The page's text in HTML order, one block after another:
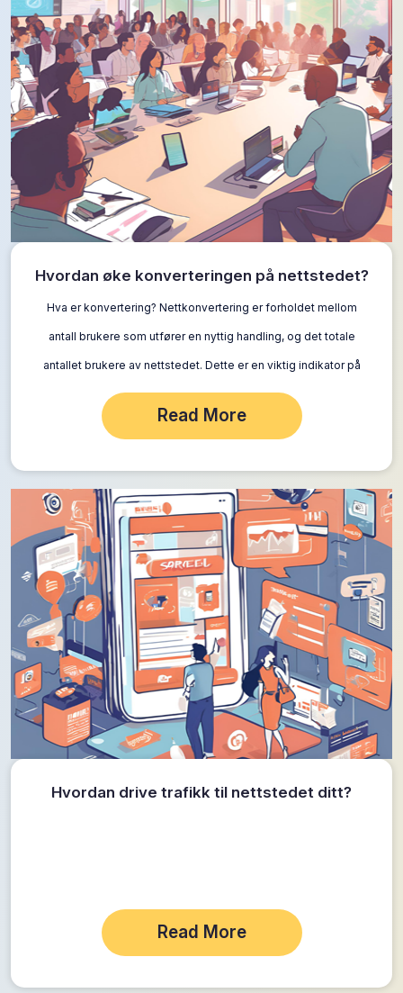
Hvordan øke konverteringen på nettstedet?
Hva er konvertering? Nettkonvertering er forholdet mellom
antall brukere som utfører en nyttig handling, og det totale
antallet brukere av nettstedet. Dette er en viktig indikator på
hvor effektivt et…
Read More
Hvordan drive trafikk til nettstedet ditt?
Read More